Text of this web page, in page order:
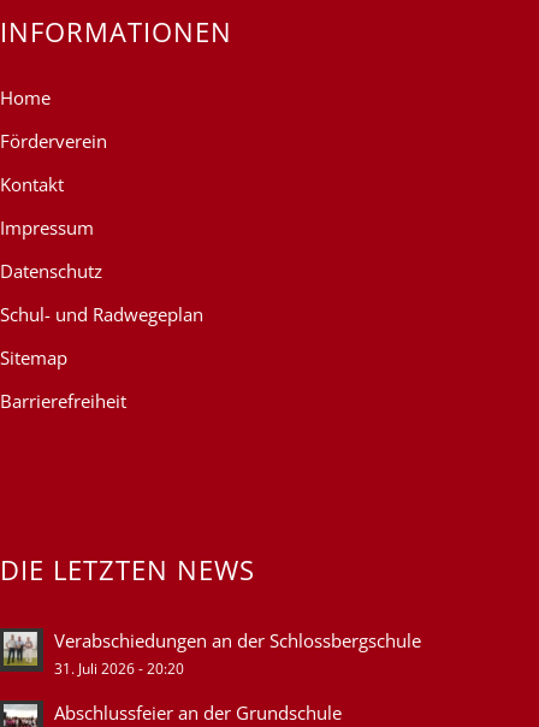
INFORMATIONEN
Home
Förderverein
Kontakt
Impressum
Datenschutz
Schul- und Radwegeplan
Sitemap
Barrierefreiheit
DIE LETZTEN NEWS
Verabschiedungen an der Schlossbergschule
31. Juli 2026 - 20:20
Abschlussfeier an der Grundschule